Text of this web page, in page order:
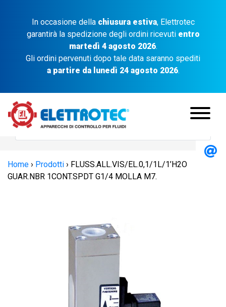
In occasione della chiusura estiva, Elettrotec
garantirà la spedizione degli ordini ricevuti entro
martedì 4 agosto 2026.
Gli ordini pervenuti dopo tale data saranno spediti
a partire da lunedì 24 agosto 2026.
Home › Prodotti › FLUSS.ALL.VIS/EL.0,1/1L/1’H2O
GUAR.NBR 1CONT.SPDT G1/4 MOLLA M7.